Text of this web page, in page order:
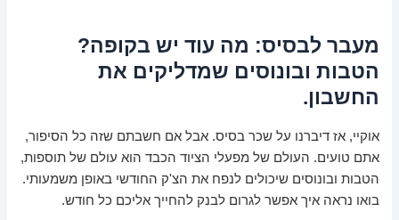
מעבר לבסיס: מה עוד יש בקופה?
הטבות ובונוסים שמדליקים את
החשבון.
אוקיי, אז דיברנו על שכר בסיס. אבל אם חשבתם שזה כל הסיפור,
אתם טועים. העולם של מפעלי הציוד הכבד הוא עולם שלתוספות,
הטבות ובונוסים שיכולים לנפח את הצ'ק החודשי באופן משמעותי.
בואו נראה איך אפשר לגרום לבנק להחייך אליכם כל חודש.